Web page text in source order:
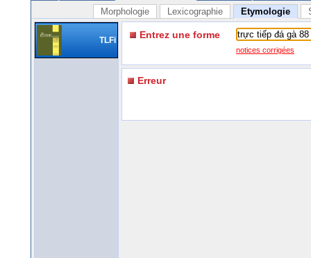
Morphologie Lexicographie Etymologie
TLFi Entrez une forme
notices corrigées
Erreur